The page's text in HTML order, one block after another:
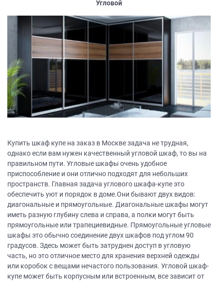
Угловой
Купить шкаф купе на заказ в Москве задача не трудная,
однако если вам нужен качественный угловой шкаф, то вы на
правильном пути. Угловые шкафы очень удобное
приспособление и они отлично подходят для небольших
пространств. Главная задача углового шкафа-купе это
обеспечить уют и порядок в доме.Они бывают двух видов:
диагональные и прямоугольные. Диагональные шкафы могут
иметь разную глубину слева и справа, а полки могут быть
прямоугольные или трапециевидные. Прямоугольные угловые
шкафы это обычно соединение двух шкафов под углом 90
градусов. Здесь может быть затруднен доступ в угловую
часть, но это отличное место для хранения верхней одежды
или коробок с вещами нечастого пользования. Угловой шкаф-
купе может быть корпусным или встроенным, все зависит от